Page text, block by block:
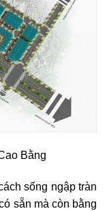
Bằng
sống ngập tràn
sẵn mà còn bằng